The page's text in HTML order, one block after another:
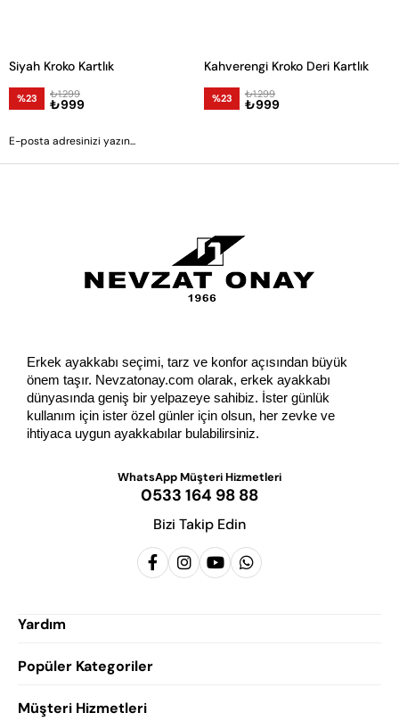
Siyah Kroko Kartlık
%23 ₺999
₺1.299
Kahverengi Kroko Deri Kartlık
%23 ₺999
₺1.299
Erkek ayakkabı seçimi, tarz ve konfor açısından büyük
önem taşır. Nevzatonay.com olarak, erkek ayakkabı
dünyasında geniş bir yelpazeye sahibiz. İster günlük
kullanım için ister özel günler için olsun, her zevke ve
ihtiyaca uygun ayakkabılar bulabilirsiniz.
WhatsApp Müşteri Hizmetleri
0533 164 98 88
Bizi Takip Edin
Yardım
Popüler Kategoriler
Erkek Klasik Ayakkabı
Müşteri Hizmetleri